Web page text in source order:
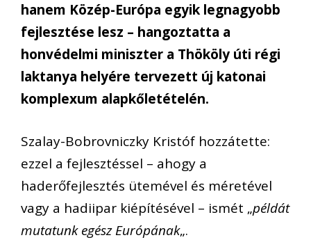
hanem Közép-Európa egyik legnagyobb
fejlesztése lesz – hangoztatta a
honvédelmi miniszter a Thököly úti régi
laktanya helyére tervezett új katonai
komplexum alapkőletételén.
Szalay-Bobrovniczky Kristóf hozzátette:
ezzel a fejlesztéssel – ahogy a
haderőfejlesztés ütemével és méretével
vagy a hadiipar kiépítésével – ismét „példát
mutatunk egész Európának„.